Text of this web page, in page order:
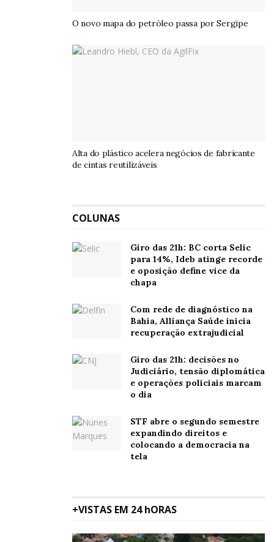
O novo mapa do petróleo passa por Sergipe
Alta do plástico acelera negócios de fabricante
de cintas reutilizáveis
COLUNAS
Giro das 21h: BC corta Selic
para 14%, Ideb atinge recorde
e oposição define vice da
chapa
Com rede de diagnóstico na
Bahia, Alliança Saúde inicia
recuperação extrajudicial
Giro das 21h: decisões no
Judiciário, tensão diplomática
e operações policiais marcam
o dia
STF abre o segundo semestre
expandindo direitos e
colocando a democracia na
tela
+VISTAS EM 24 hORAS